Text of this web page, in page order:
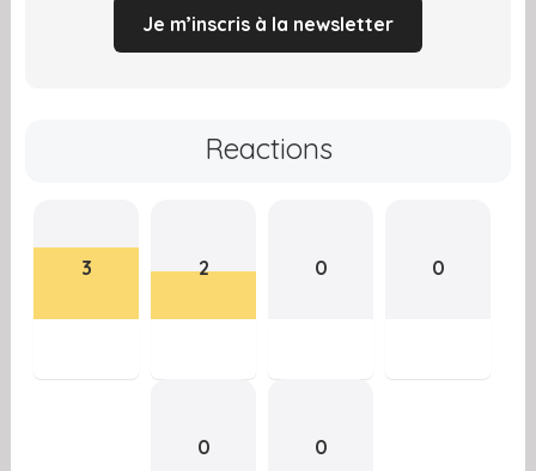
Je m’inscris à la newsletter
Reactions
3 2 0 0
0 0